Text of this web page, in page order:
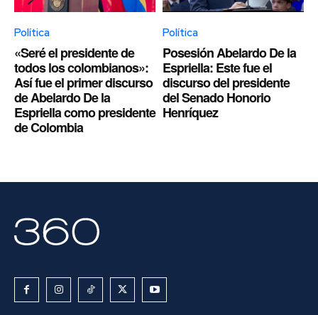
Política
«Seré el presidente de
todos los colombianos»:
Así fue el primer discurso
de Abelardo De la
Espriella como presidente
de Colombia
Política
Posesión Abelardo De la
Espriella: Este fue el
discurso del presidente
del Senado Honorio
Henríquez